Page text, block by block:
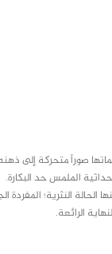
صوراً متحركة إلى ذهنه
الملمس حد البكارة.
النثرية؛ المفردة
الرائعة.